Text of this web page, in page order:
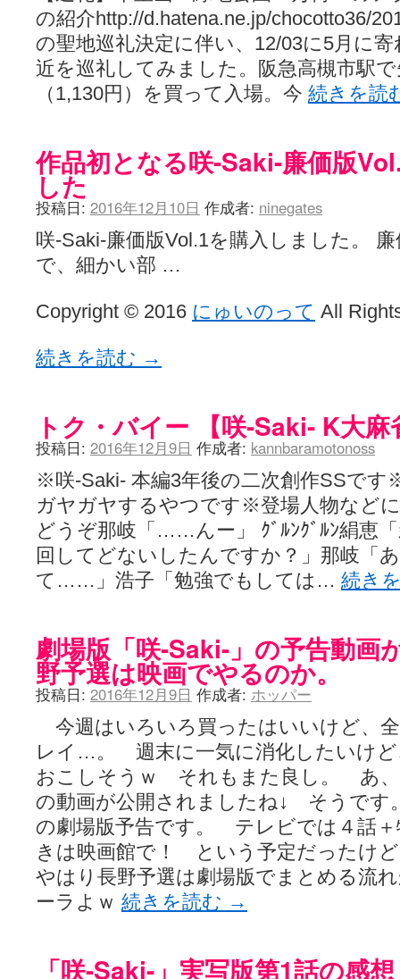
の紹介http://d.hatena.ne.jp/chocotto36/
の聖地巡礼決定に伴い、12/03に5月に
近を巡礼してみました。阪急高槻市駅
（1,130円）を買って入場。今 続きを読
作品初となる咲-Saki-廉価版
した
投稿日: 2016年12月10日 作成者: ninegates
咲-Saki-廉価版Vol.1を購入しました。
で、細かい部 …
Copyright © 2016 にゅいのって All
続きを読む →
トク・バイー 【咲-Saki- K大麻
投稿日: 2016年12月9日 作成者: kannbaramotonoss
※咲-Saki- 本編3年後の二次創作SSで
ガヤガヤするやつです※登場人物など
どうぞ那岐「……んー」 ｸﾞﾙﾝｸﾞﾙﾝ絹恵
回してどないしたんですか？」那岐「
て……」浩子「勉強でもしては… 続き
劇場版「咲-Saki-」の予告動画
野予選は映画でやるのか。
投稿日: 2016年12月9日 作成者: ホッパー
今週はいろいろ買ったはいいけど、
レイ…。 週末に一気に消化したいけど
おこしそうｗ それもまた良し。 あ、
の動画が公開されましたね↓ そうです
の劇場版予告です。 テレビでは４話＋
きは映画館で！ という予定だったけ
やはり長野予選は劇場版でまとめる流
ーラよｗ 続きを読む →
「咲-Saki-」実写版第1話の感